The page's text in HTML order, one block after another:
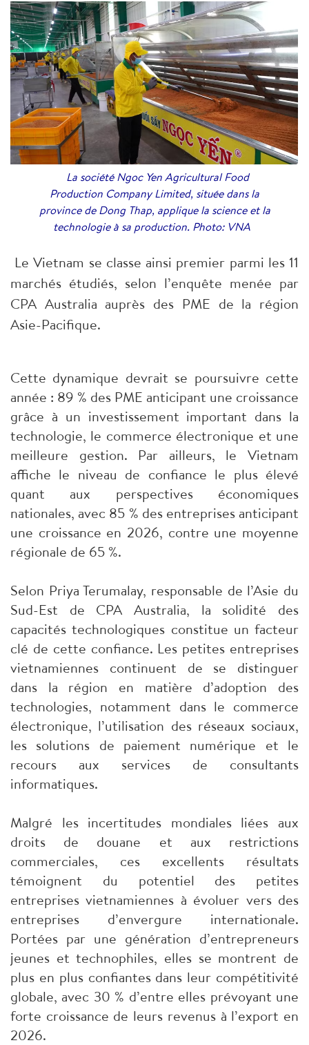
La société Ngoc Yen Agricultural Food
Production Company Limited, située dans la
province de Dong Thap, applique la science et la
technologie à sa production. Photo: VNA
Le Vietnam se classe ainsi premier parmi les 11
marchés étudiés, selon l’enquête menée par
CPA Australia auprès des PME de la région
Asie-Pacifique.
Cette dynamique devrait se poursuivre cette
année : 89 % des PME anticipant une croissance
grâce à un investissement important dans la
technologie, le commerce électronique et une
meilleure gestion. Par ailleurs, le Vietnam
affiche le niveau de confiance le plus élevé
quant aux perspectives économiques
nationales, avec 85 % des entreprises anticipant
une croissance en 2026, contre une moyenne
régionale de 65 %.
Selon Priya Terumalay, responsable de l’Asie du
Sud-Est de CPA Australia, la solidité des
capacités technologiques constitue un facteur
clé de cette confiance. Les petites entreprises
vietnamiennes continuent de se distinguer
dans la région en matière d’adoption des
technologies, notamment dans le commerce
électronique, l’utilisation des réseaux sociaux,
les solutions de paiement numérique et le
recours aux services de consultants
informatiques.
Malgré les incertitudes mondiales liées aux
droits de douane et aux restrictions
commerciales, ces excellents résultats
témoignent du potentiel des petites
entreprises vietnamiennes à évoluer vers des
entreprises d’envergure internationale.
Portées par une génération d’entrepreneurs
jeunes et technophiles, elles se montrent de
plus en plus confiantes dans leur compétitivité
globale, avec 30 % d’entre elles prévoyant une
forte croissance de leurs revenus à l’export en
2026.